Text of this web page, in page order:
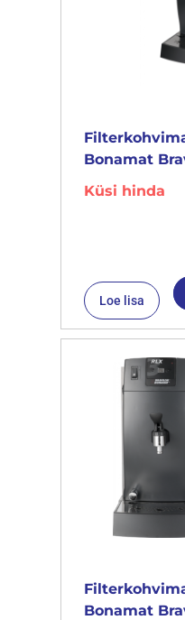
Bonamat
Küsi hinda
Loe lisa
Bonamat